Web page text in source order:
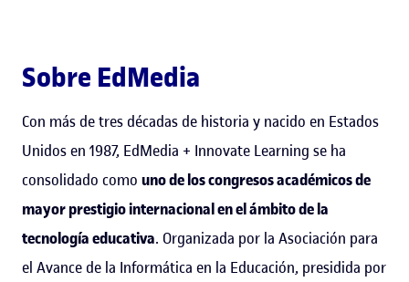
Sobre EdMedia
Con más de tres décadas de historia y nacido en Estados
Unidos en 1987, EdMedia + Innovate Learning se ha
consolidado como uno de los congresos académicos de
mayor prestigio internacional en el ámbito de la
tecnología educativa. Organizada por la Asociación para
el Avance de la Informática en la Educación, presidida por